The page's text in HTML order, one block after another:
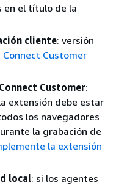
en el título de la
cliente: versión
Connect Customer
Customer:
extensión debe estar
los navegadores
la grabación de
la extensión
local: si los agentes